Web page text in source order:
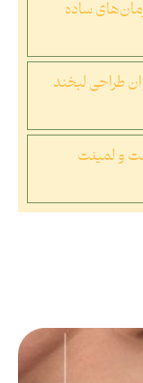
ساده
طراحی لبخند
و لمینت